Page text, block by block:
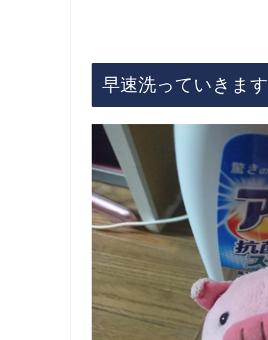
早速洗っていきます